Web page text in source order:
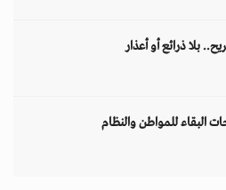
بلا ذرائع أو أعذار
البقاء للمواطن والنظام